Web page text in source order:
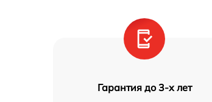
Гарантия до 3-х лет